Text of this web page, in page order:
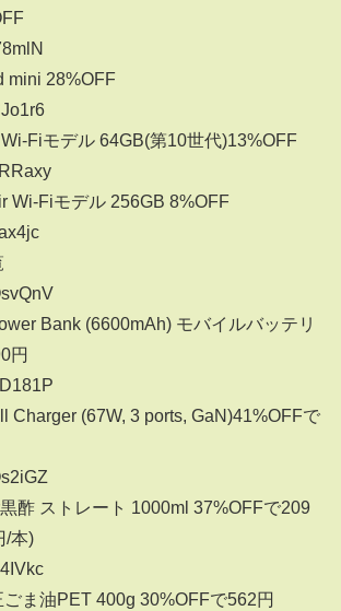
mini 28%OFF
モデル 64GB(第10世代)13%OFF
Wi-Fiモデル 256GB 8%OFF
Bank (6600mAh) モバイルバッテリ
円
Charger (67W, 3 ports, GaN)41%OFFで
酢 ストレート 1000ml 37%OFFで209
/本)
ま油PET 400g 30%OFFで562円